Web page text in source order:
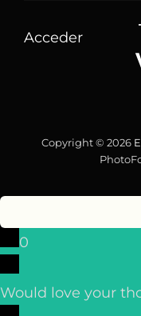
Acceder
Copyright © 2026
0
Would love your